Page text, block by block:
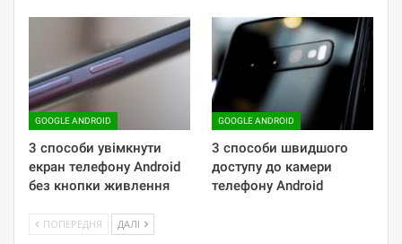
GOOGLE ANDROID
3 способи увімкнути
екран телефону Android
без кнопки живлення
GOOGLE ANDROID
3 способи швидшого
доступу до камери
телефону Android
ПОПЕРЕДНЯ ДАЛІ